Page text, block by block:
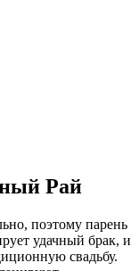
Рай
поэтому парень
удачный брак, и
свадьбу.